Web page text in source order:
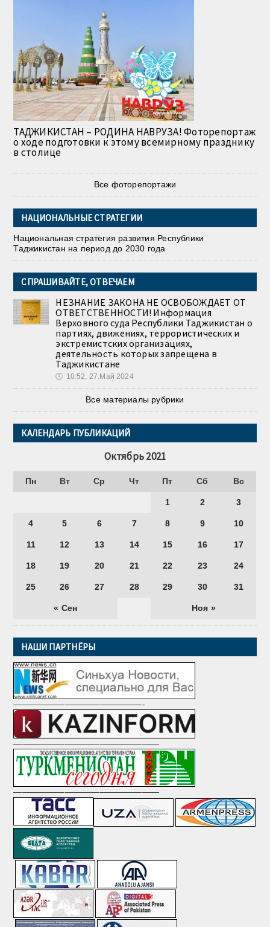
ТАДЖИКИСТАН – РОДИНА НАВРУЗА! Фоторепортаж
о ходе подготовки к этому всемирному празднику
в столице
Все фоторепортажи
НАЦИОНАЛЬНЫЕ СТРАТЕГИИ
Национальная стратегия развития Республики
Таджикистан на период до 2030 года
СПРАШИВАЙТЕ, ОТВЕЧАЕМ
НЕЗНАНИЕ ЗАКОНА НЕ ОСВОБОЖДАЕТ ОТ
ОТВЕТСТВЕННОСТИ! Информация
Верховного суда Республики Таджикистан о
партиях, движениях, террористических и
экстремистских организациях,
деятельность которых запрещена в
Таджикистане
🕔 10:52, 27.Май 2024
Все материалы рубрики
КАЛЕНДАРЬ ПУБЛИКАЦИЙ
Октябрь 2021
Пн Вт Ср Чт Пт Сб Вс
« Сен Ноя »
1 2 3
4 5 6 7 8 9 10
11 12 13 14 15 16 17
18 19 20 21 22 23 24
25 26 27 28 29 30 31
НАШИ ПАРТНЁРЫ
———————————————-
—————————————————
—————————————————